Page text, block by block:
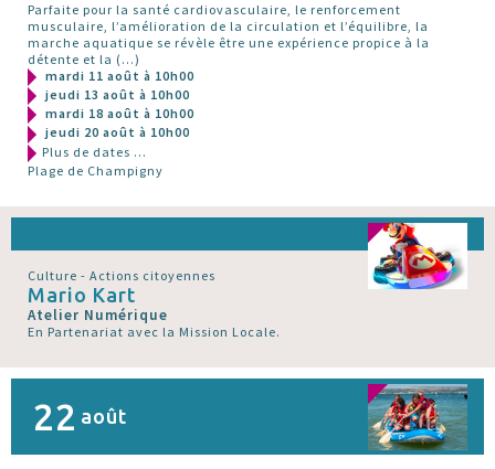
Parfaite pour la santé cardiovasculaire, le renforcement
musculaire, l’amélioration de la circulation et l’équilibre, la
marche aquatique se révèle être une expérience propice à la
détente et la (…)
mardi 11 août à 10h00
jeudi 13 août à 10h00
mardi 18 août à 10h00
jeudi 20 août à 10h00
Plus de dates ...
Plage de Champigny
Culture - Actions citoyennes
Mario Kart
Atelier Numérique
En Partenariat avec la Mission Locale.
22 août